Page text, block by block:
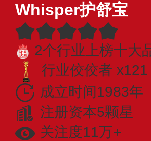
Whisper护舒宝
2个行业上榜十大
行业佼佼者 x121
成立时间1983年
注册资本5颗星
关注度11万+